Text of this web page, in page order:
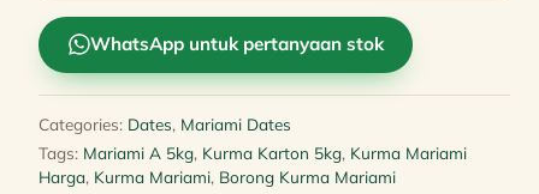
WhatsApp untuk pertanyaan stok
Categories: Dates, Mariami Dates
Tags: Mariami A 5kg, Kurma Karton 5kg, Kurma Mariami
Harga, Kurma Mariami, Borong Kurma Mariami